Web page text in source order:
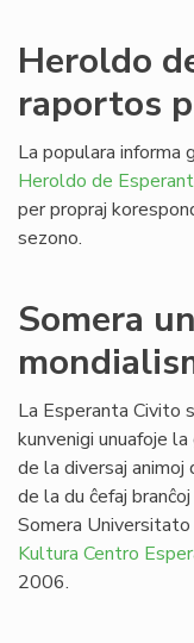
Heroldo
raportos
La populara informa
Heroldo de
per propraj
sezono.
Somera
La Esperanta Civito
kunvenigi unuafoje
de la diversaj
de la du ĉefaj
Somera
Kultura Centro
2006.